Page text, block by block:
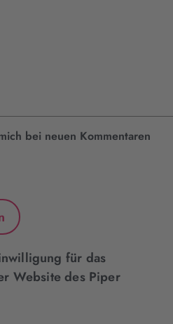
bei neuen Kommentaren
für das
Website des Piper